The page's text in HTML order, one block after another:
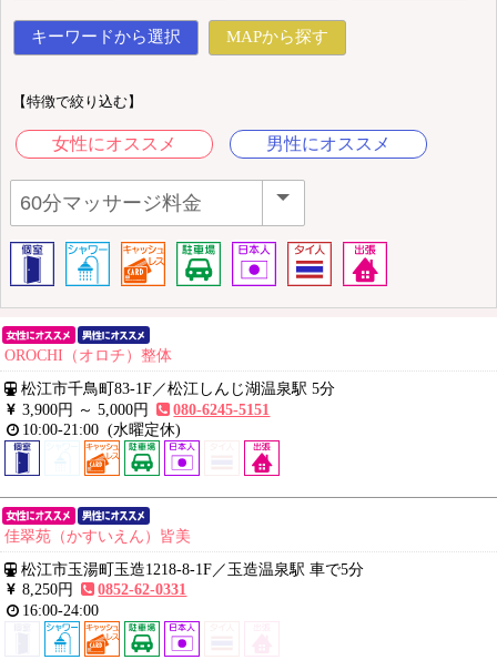
キーワードから選択 MAPから探す
【特徴で絞り込む】
女性にオススメ 男性にオススメ
OROCHI（オロチ）整体
松江市千鳥町83-1F／松江しんじ湖温泉駅 5分
3,900円 ～5,000円
080-6245-5151
10:00-21:00 (水曜定休)
佳翠苑（かすいえん）皆美
松江市玉湯町玉造1218-8-1F／玉造温泉駅 車で5分
8,250円
0852-62-0331
16:00-24:00